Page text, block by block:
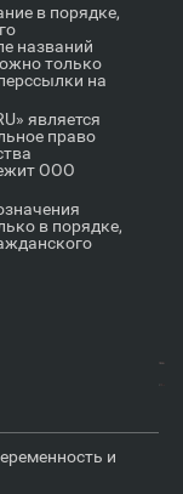
в порядке,
названий
только
на
является
право
ООО
в порядке,
и